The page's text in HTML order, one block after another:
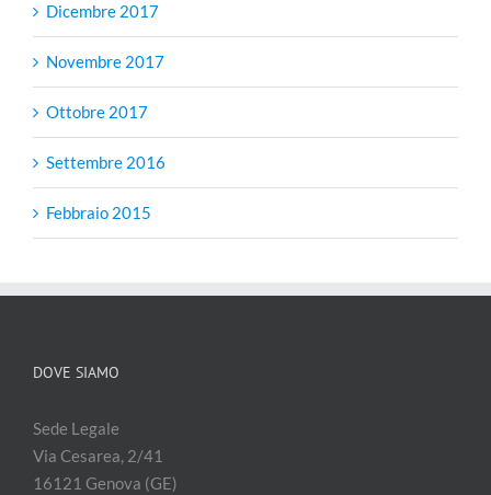
Dicembre 2017
Novembre 2017
Ottobre 2017
Settembre 2016
Febbraio 2015
DOVE SIAMO
Sede Legale
Via Cesarea, 2/41
16121 Genova (GE)